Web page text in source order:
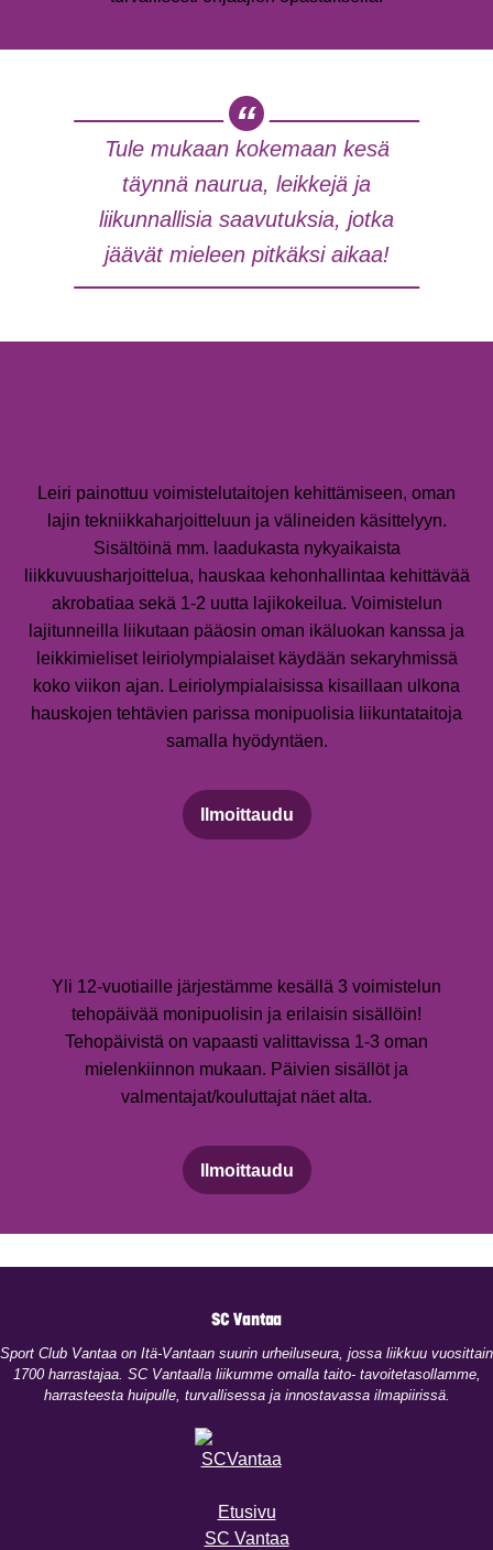
Tule mukaan kokemaan kesä
täynnä naurua, leikkejä ja
liikunnallisia saavutuksia, jotka
jäävät mieleen pitkäksi aikaa!
Leiri painottuu voimistelutaitojen kehittämiseen, oman
lajin tekniikkaharjoitteluun ja välineiden käsittelyyn.
Sisältöinä mm. laadukasta nykyaikaista
liikkuvuusharjoittelua, hauskaa kehonhallintaa kehittävää
akrobatiaa sekä 1-2 uutta lajikokeilua. Voimistelun
lajitunneilla liikutaan pääosin oman ikäluokan kanssa ja
leikkimieliset leiriolympialaiset käydään sekaryhmissä
koko viikon ajan. Leiriolympialaisissa kisaillaan ulkona
hauskojen tehtävien parissa monipuolisia liikuntataitoja
samalla hyödyntäen.
Ilmoittaudu
Yli 12-vuotiaille järjestämme kesällä 3 voimistelun
tehopäivää monipuolisin ja erilaisin sisällöin!
Tehopäivistä on vapaasti valittavissa 1-3 oman
mielenkiinnon mukaan. Päivien sisällöt ja
valmentajat/kouluttajat näet alta.
Ilmoittaudu
SC Vantaa
​Sport Club Vantaa on Itä-Vantaan suurin urheiluseura, jossa liikkuu vuosittain
1700 harrastajaa. SC Vantaalla liikumme omalla taito- tavoitetasollamme,
harrasteesta huipulle, turvallisessa ja innostavassa ilmapiirissä.
Etusivu
SC Vantaa